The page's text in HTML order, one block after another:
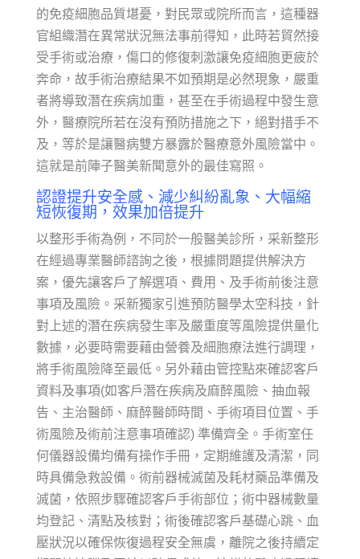
的免疫細胞品質堪憂，對民眾或院所而言，這種器
官組織潛在異常狀況無法事前得知，此時若貿然接
受手術或治療，傷口的修復刺激讓免疫細胞更疲於
奔命，故手術治療結果不如預期是必然現象，嚴重
者將導致潛在疾病加重，甚至在手術過程中發生意
外，醫療院所若在沒有預防措施之下，絕對措手不
及，等於是讓醫病雙方暴露於醫療意外風險當中。
這就是前陣子醫美新聞意外的最佳寫照。
認證提升安全感、減少糾紛亂象、大幅縮
短恢復期，效果加倍提升
以整形手術為例，不同於一般醫美診所，采新整形
在經過專業醫師諮詢之後，根據問題提供解決方
案，優先讓客戶了解選項、費用、及手術前後注意
事項及風險。采新獨家引進預防醫學太空科技，針
對上述的潛在疾病發生率及嚴重度等風險提供量化
數據，必要時需要藉由營養及細胞療法進行調理，
將手術風險降至最低。另外藉由管控點來確認客戶
資料及事項(如客戶潛在疾病及麻醉風險、抽血報
告、主治醫師、麻醉醫師時間、手術項目位置、手
術風險及術前注意事項確認) 準備齊全。手術室任
何儀器設備均備有操作手冊，定期維護及清潔，同
時具備急救設備。術前器械滅菌及耗材藥品準備及
滅菌，依照步驟確認客戶手術部位；術中器械數量
均登記、清點及核對；術後確認客戶基礎心跳、血
壓狀況以確保恢復過程安全無虞，離院之後持續定